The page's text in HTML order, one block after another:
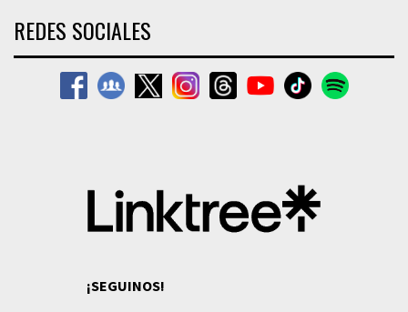
REDES SOCIALES
¡SEGUINOS!